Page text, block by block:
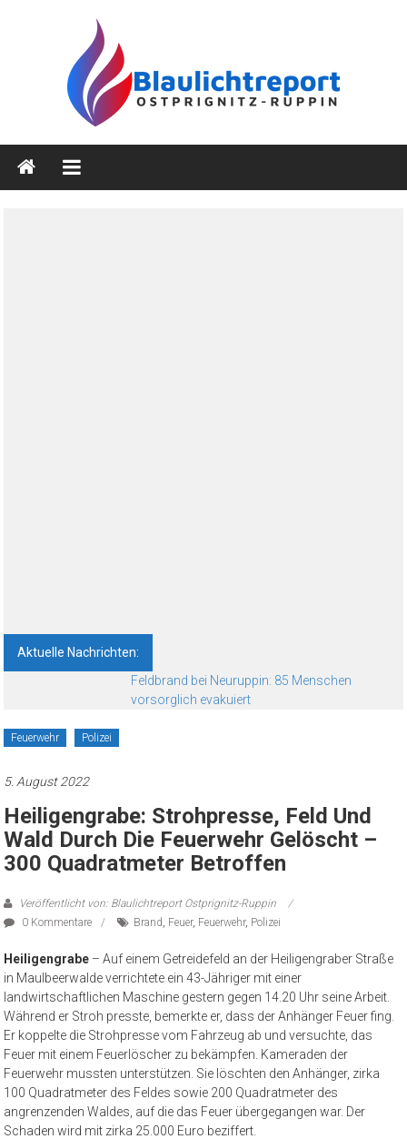
Blaulichtreport
Ostprignitz-
Aktuelle Nachrichten:
Feldbrand bei Neuruppin: 85 Menschen
vorsorglich evakuiert
Feuerwehr Polizei
5. August 2022
Heiligengrabe: Strohpresse, Feld Und
Wald Durch Die Feuerwehr Gelöscht –
300 Quadratmeter Betroffen
Veröffentlicht von: Blaulichtreport Ostprignitz-Ruppin
0 Kommentare
Brand, Feuer, Feuerwehr, Polizei
Heiligengrabe – Auf einem Getreidefeld an der Heiligengraber Straße
in Maulbeerwalde verrichtete ein 43-Jähriger mit einer
landwirtschaftlichen Maschine gestern gegen 14.20 Uhr seine Arbeit.
Während er Stroh presste, bemerkte er, dass der Anhänger Feuer fing.
Er koppelte die Strohpresse vom Fahrzeug ab und versuchte, das
Feuer mit einem Feuerlöscher zu bekämpfen. Kameraden der
Feuerwehr mussten unterstützen. Sie löschten den Anhänger, zirka
100 Quadratmeter des Feldes sowie 200 Quadratmeter des
angrenzenden Waldes, auf die das Feuer übergegangen war. Der
Schaden wird mit zirka 25.000 Euro beziffert.